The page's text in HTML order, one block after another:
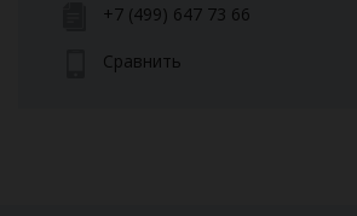
+7 (499) 647 73 66
Сравнить